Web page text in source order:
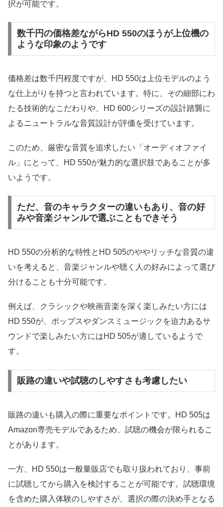
択が可能です。
数千円の価格差ながらHD 550のほうが上位機の
ような印象のようです
価格差は数千円程度ですが、HD 550は上位モデルのよう
な仕上がりを持つと言われています。特に、その細部にわ
たる技術的なこだわりや、HD 600シリーズの設計踏襲に
よるニュートラルな音質設計が評価を受けています。
このため、厳密な音質を追求したい「オーディオファイ
ル」にとって、HD 550が魅力的な選択肢であることが多
いようです。
ただ、音のキャラクターの違いもあり、音の好
みや音楽ジャンルで選ぶこともできそう
HD 550の分析的な特性とHD 505のややリッチな音質の違
いを考えると、音楽ジャンルや聴く人の好みによって選び
分けることも十分可能です。
例えば、クラシックや映画音楽を深く楽しみたい方には
HD 550が、ポップスやダンスミュージックを迫力あるサ
ウンドで楽しみたい方にはHD 505が適しているようで
す。
販路の違いや試聴のしやすさも考慮したい
販路の違いも購入の際に重要なポイントです。HD 505は
Amazon専売モデルであるため、試聴の機会が限られるこ
とがあります。
一方、HD 550は一般量販店でも取り扱われており、事前
に試聴してから購入を検討することが可能です。試聴環境
を含めた購入体験のしやすさが、選択の際の決め手となる